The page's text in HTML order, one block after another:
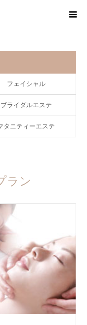
フェイシャル
ブライダルエステ
タニティーエステ
ラン